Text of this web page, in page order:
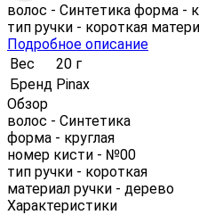
волос - Синтетика форма -
тип ручки - короткая
Подробное описание
Вес
20 г
Бренд Pinax
Обзор
волос - Синтетика
форма - круглая
номер кисти - №00
тип ручки - короткая
материал ручки - дерево
Характеристики